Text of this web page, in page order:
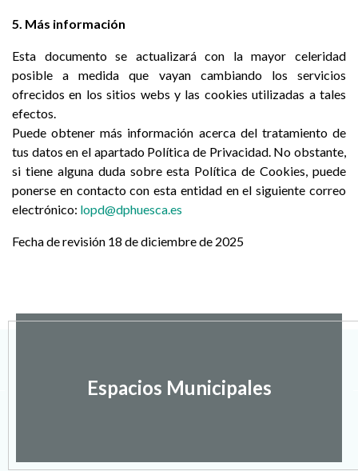
5. Más información
Esta documento se actualizará con la mayor celeridad
posible a medida que vayan cambiando los servicios
ofrecidos en los sitios webs y las cookies utilizadas a tales
efectos.
Puede obtener más información acerca del tratamiento de
tus datos en el apartado Política de Privacidad. No obstante,
si tiene alguna duda sobre esta Política de Cookies, puede
ponerse en contacto con esta entidad en el siguiente correo
electrónico: lopd@dphuesca.es
Fecha de revisión 18 de diciembre de 2025
Espacios Municipales